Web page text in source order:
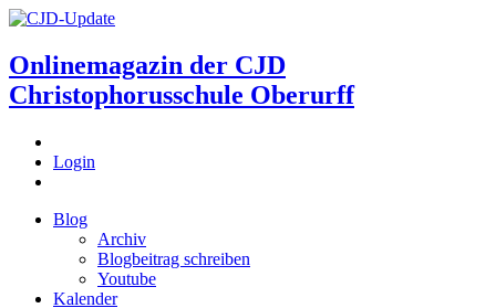
Onlinemagazin der CJD
Christophorusschule Oberurff
Login
Blog
Archiv
Blogbeitrag schreiben
Youtube
Kalender